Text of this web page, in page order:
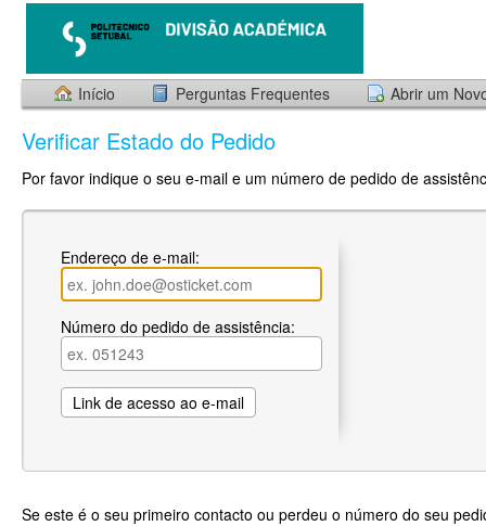
Início Perguntas Frequentes Abrir um
Verificar Estado do Pedido
Por favor indique o seu e-mail e um número de pedido de
Endereço de e-mail:
Número do pedido de assistência:
Se este é o seu primeiro contacto ou perdeu o número do seu